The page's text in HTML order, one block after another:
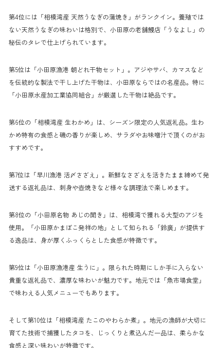
第4位には「相模湾産 天然うなぎの蒲焼き」がランクイン。養殖では
ない天然うなぎの味わいは格別で、小田原の老舗鰻店「うなよし」の
秘伝のタレで仕上げられています。
第5位は「小田原漁港 朝どれ干物セット」。アジやサバ、カマスなど
を伝統的な製法で干し上げた干物は、小田原ならではの名産品。特に
「小田原水産加工業協同組合」が厳選した干物は絶品です。
第6位の「相模湾産 生わかめ」は、シーズン限定の人気返礼品。生わ
かめ特有の食感と磯の香りが楽しめ、サラダやお味噌汁で頂くのがお
すすめです。
第7位は「早川漁港 活〆さざえ」。新鮮なさざえを活きたまま締めて発
送する返礼品は、刺身や壺焼きなど様々な調理法で楽しめます。
第8位の「小田原名物 あじの開き」は、相模湾で獲れる大型のアジを
使用。「小田原かまぼこ発祥の地」として知られる「鈴廣」が提供す
る逸品は、身が厚くふっくらとした食感が特徴です。
第9位は「小田原漁港産 生うに」。限られた時期にしか手に入らない
貴重な返礼品で、濃厚な味わいが魅力です。地元では「魚市場食堂」
で味わえる人気メニューでもあります。
そして第10位は「相模湾産 たこのやわらか煮」。地元の漁師が大切に
育てた技術で捕獲したタコを、じっくりと煮込んだ一品は、柔らかな
食感と深い味わいが特徴です。